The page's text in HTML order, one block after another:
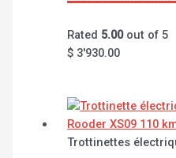
Rated 5.00out of 5
$ 3'930.00
Trottinettes